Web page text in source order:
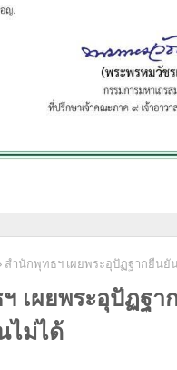
สำนักพุทธฯ เผยพระอุปัฏฐากยืนยั
เผยพระอุปัฏฐ
ไม่ได้